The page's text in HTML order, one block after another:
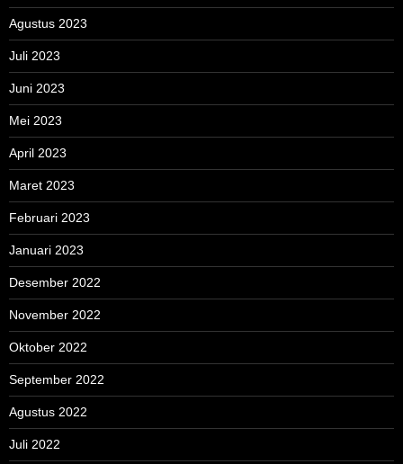
Agustus 2023
Juli 2023
Juni 2023
Mei 2023
April 2023
Maret 2023
Februari 2023
Januari 2023
Desember 2022
November 2022
Oktober 2022
September 2022
Agustus 2022
Juli 2022